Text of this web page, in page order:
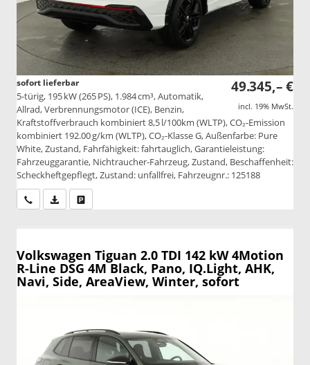
49.345,– €
incl. 19% MwSt.
sofort lieferbar
5-türig, 195 kW (265 PS), 1.984 cm³, Automatik,
Allrad, Verbrennungsmotor (ICE), Benzin,
Kraftstoffverbrauch kombiniert 8,5 l/100km (WLTP), CO₂-Emission
kombiniert 192.00 g/km (WLTP), CO₂-Klasse G, Außenfarbe: Pure
White, Zustand, Fahrfähigkeit: fahrtauglich, Garantieleistung:
Fahrzeuggarantie, Nichtraucher-Fahrzeug, Zustand, Beschaffenheit:
Scheckheftgepflegt, Zustand: unfallfrei, Fahrzeugnr.: 125188
Wir rufen Sie anPDF-Datei, Fahrzeugexposé drucken
Volkswagen Tiguan 2.0 TDI 142 kW 4Motion
R-Line DSG 4M Black, Pano, IQ.Light, AHK,
Navi, Side, AreaView, Winter, sofort